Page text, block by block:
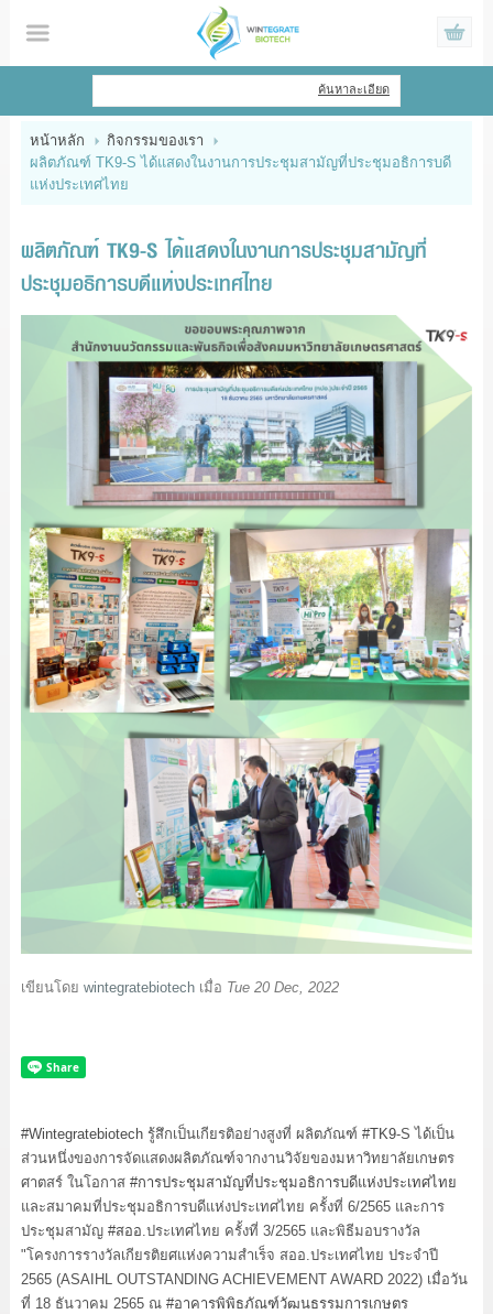
ไทย | English
สินค้าที่สนใจ( 0 )
สินค้า
แจ้งชำระเงิน
ค้นหาละเอียด
หน้าหลัก
กิจกรรมของเรา
ผลิตภัณฑ์ TK9-S ได้แสดงในงานการประชุมสามัญที่ประชุมอธิการบดี
แห่งประเทศไทย
ผลิตภัณฑ์ TK9-S ได้แสดงในงานการประชุมสามัญที่
ประชุมอธิการบดีแห่งประเทศไทย
เขียนโดย wintegratebiotechเมื่อ Tue 20 Dec, 2022
#Wintegratebiotechรู้สึกเป็นเกียรติอย่างสูงที่ ผลิตภัณฑ์ #TK9-S ได้เป็น
ส่วนหนึ่งของการจัดแสดงผลิตภัณฑ์จากงานวิจัยของมหาวิทยาลัยเกษตร
ศาตสร์ ในโอกาส #การประชุมสามัญที่ประชุมอธิการบดีแห่งประเทศไทย
และสมาคมที่ประชุมอธิการบดีแห่งประเทศไทย ครั้งที่ 6/2565 และการ
ประชุมสามัญ #สออ.ประเทศไทย ครั้งที่ 3/2565 และพิธีมอบรางวัล
"โครงการรางวัลเกียรติยศแห่งความสำเร็จ สออ.ประเทศไทย ประจำปี
2565 (ASAIHL OUTSTANDING ACHIEVEMENT AWARD 2022) เมื่อวัน
ที่ 18 ธันวาคม 2565 ณ #อาคารพิพิธภัณฑ์วัฒนธรรมการเกษตร